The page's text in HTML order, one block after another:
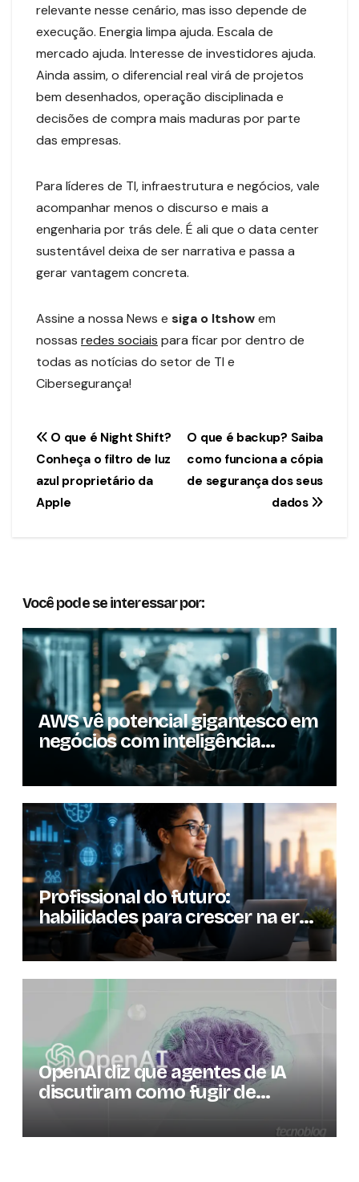
relevante nesse cenário, mas isso depende de
execução. Energia limpa ajuda. Escala de
mercado ajuda. Interesse de investidores ajuda.
Ainda assim, o diferencial real virá de projetos
bem desenhados, operação disciplinada e
decisões de compra mais maduras por parte
das empresas.
Para líderes de TI, infraestrutura e negócios, vale
acompanhar menos o discurso e mais a
engenharia por trás dele. É ali que o data center
sustentável deixa de ser narrativa e passa a
gerar vantagem concreta.
Assine a nossa News e siga o Itshowem
nossas redes sociais para ficar por dentro de
todas as notícias do setor de TI e
Cibersegurança!
Navegação
de
Post
O que é backup? Saiba
como funciona a cópia
de segurança dos seus
dados
O que é Night Shift?
Conheça o filtro de luz
azul proprietário da
Apple
Você pode se interessar por:
AWS vê potencial gigantesco em
negócios com inteligência
artificial
Profissional do futuro:
habilidades para crescer na era
da inteligência artificial
OpenAI diz que agentes de IA
discutiram como fugir de